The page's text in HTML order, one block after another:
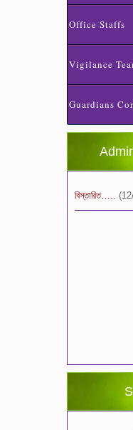
Office Staffs
Vigilance
Guardians
স্কুলের ছুটির
২০২৬
(11/12/2025